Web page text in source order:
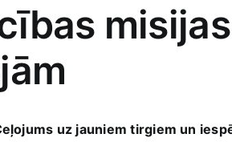
uz jauniem tirgiem‌ un